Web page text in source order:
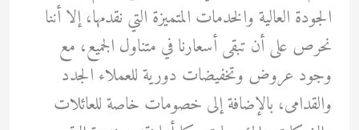
الجودة العالية والخدمات المتميزة التي نقدمها، إلا أننا
نحرص على أن تبقى أسعارنا في متناول الجميع، مع
وجود عروض وتخفيضات دورية للعملاء الجدد
والقدامى، بالإضافة إلى خصومات خاصة للعائلات